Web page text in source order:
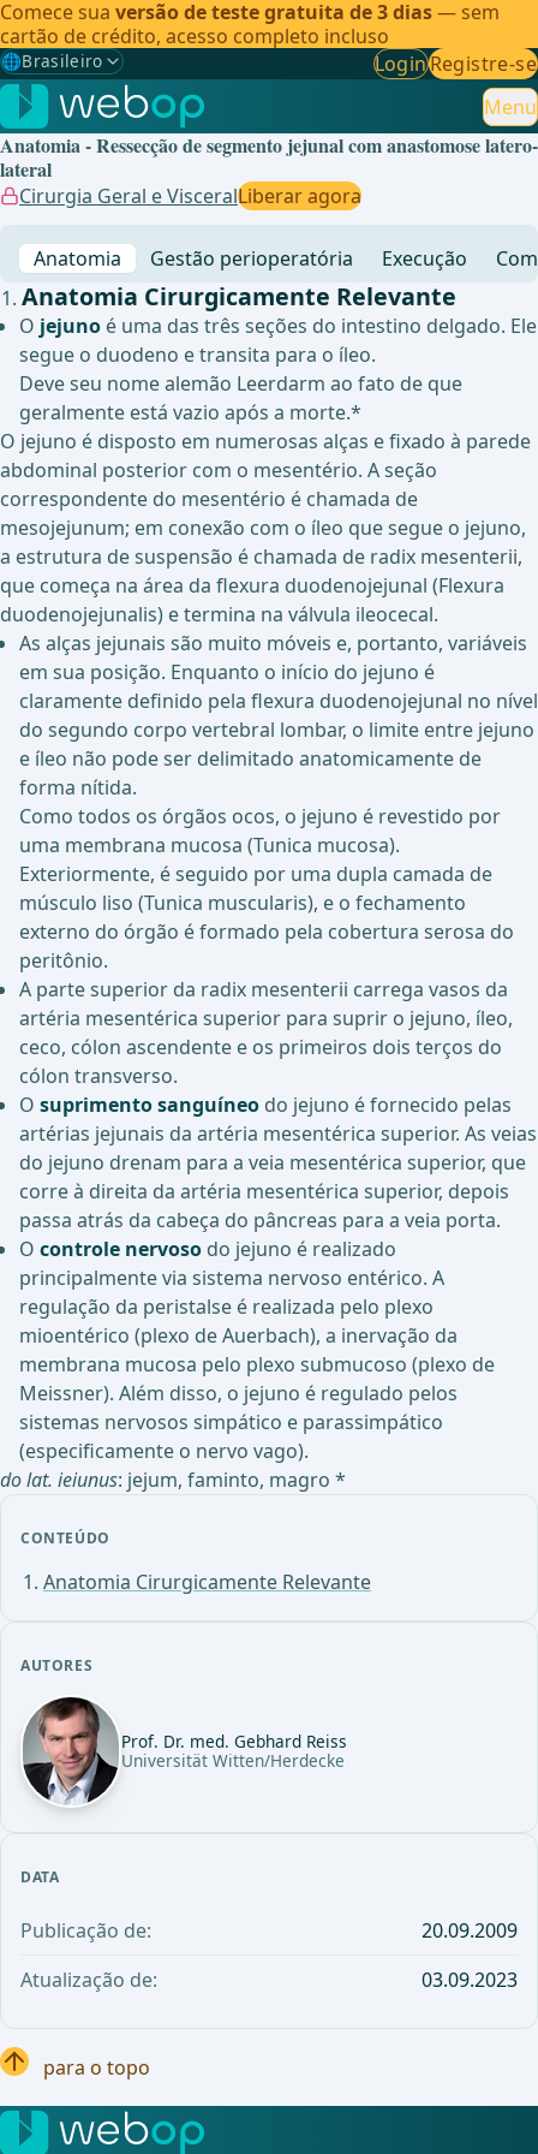
Comece sua versão de teste gratuita de 3 dias— sem
cartão de crédito, acesso completo incluso
🌐Brasileiro
Gewählte Sprache: Brasileiro
🇩🇪 Alemão
🇬🇧Inglês
🇪🇸Espanhol
🇧🇷Brasileiro ✓
LoginRegistre-se
Menu
Anatomia - Ressecção de segmento jejunal com anastomose latero-
lateral
Cirurgia Geral e VisceralLiberar agora
Anatomia Gestão perioperatória Execução
CONTEÚDO
Anatomia Cirurgicamente Relevante
AUTORES
Prof. Dr. med. Gebhard Reiss
Universität Witten/Herdecke
DATA
Publicação de:
20.09.2009
Atualização de:
03.09.2023
Anatomia Cirurgicamente Relevante
O jejuno é uma das três seções do intestino delgado. Ele
segue o duodeno e transita para o íleo.
Deve seu nome alemão Leerdarm ao fato de que
geralmente está vazio após a morte.*
O jejuno é disposto em numerosas alças e fixado à parede
abdominal posterior com o mesentério. A seção
correspondente do mesentério é chamada de
mesojejunum; em conexão com o íleo que segue o jejuno,
a estrutura de suspensão é chamada de radix mesenterii,
que começa na área da flexura duodenojejunal (Flexura
duodenojejunalis) e termina na válvula ileocecal.
As alças jejunais são muito móveis e, portanto, variáveis
em sua posição. Enquanto o início do jejuno é
claramente definido pela flexura duodenojejunal no nível
do segundo corpo vertebral lombar, o limite entre jejuno
e íleo não pode ser delimitado anatomicamente de
forma nítida.
Como todos os órgãos ocos, o jejuno é revestido por
uma membrana mucosa (Tunica mucosa).
Exteriormente, é seguido por uma dupla camada de
músculo liso (Tunica muscularis), e o fechamento
externo do órgão é formado pela cobertura serosa do
peritônio.
A parte superior da radix mesenterii carrega vasos da
artéria mesentérica superior para suprir o jejuno, íleo,
ceco, cólon ascendente e os primeiros dois terços do
cólon transverso.
O suprimento sanguíneo do jejuno é fornecido pelas
artérias jejunais da artéria mesentérica superior. As veias
do jejuno drenam para a veia mesentérica superior, que
corre à direita da artéria mesentérica superior, depois
passa atrás da cabeça do pâncreas para a veia porta.
O controle nervoso do jejuno é realizado
principalmente via sistema nervoso entérico. A
regulação da peristalse é realizada pelo plexo
mioentérico (plexo de Auerbach), a inervação da
membrana mucosa pelo plexo submucoso (plexo de
Meissner). Além disso, o jejuno é regulado pelos
sistemas nervosos simpático e parassimpático
(especificamente o nervo vago).
do lat. ieiunus: jejum, faminto, magro *
para o topo